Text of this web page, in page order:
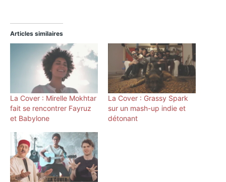
Articles similaires
La Cover : Mirelle Mokhtar
fait se rencontrer Fayruz
et Babylone
La Cover : Grassy Spark
sur un mash-up indie et
détonant